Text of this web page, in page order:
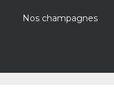
Nos champagnes